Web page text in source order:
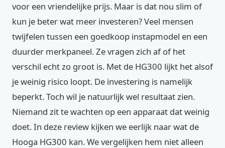
voor een vriendelijke prijs. Maar is dat nou slim of
kun je beter wat meer investeren? Veel mensen
twijfelen tussen een goedkoop instapmodel en een
duurder merkpaneel. Ze vragen zich af of het
verschil echt zo groot is. Met de HG300 lijkt het alsof
je weinig risico loopt. De investering is namelijk
beperkt. Toch wil je natuurlijk wel resultaat zien.
Niemand zit te wachten op een apparaat dat weinig
doet. In deze review kijken we eerlijk naar wat de
Hooga HG300 kan. We vergelijken hem niet alleen